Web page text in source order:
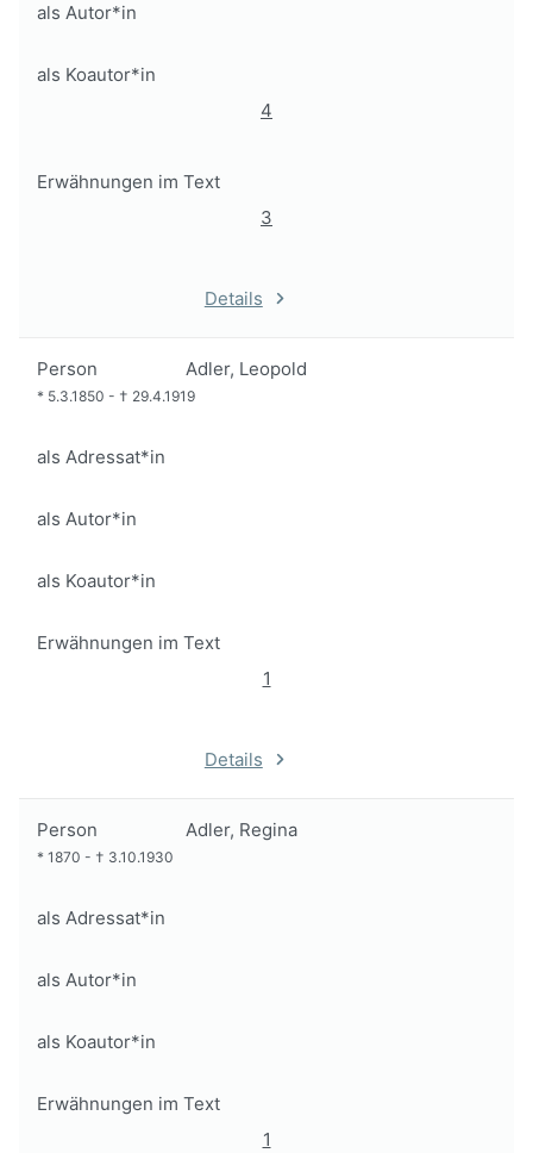
als Autor*in
als Koautor*in
4
Erwähnungen im Text
3
Details
Person Adler, Leopold
* 5.3.1850 - † 29.4.1919
als Adressat*in
als Autor*in
als Koautor*in
Erwähnungen im Text
1
Details
Person Adler, Regina
* 1870 - † 3.10.1930
als Adressat*in
als Autor*in
als Koautor*in
Erwähnungen im Text
1